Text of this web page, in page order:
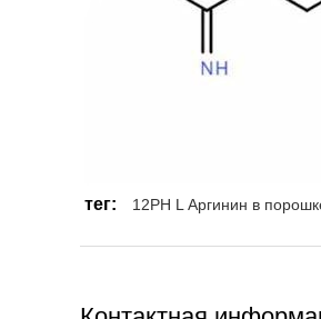
тег: 12PH L Аргинин в